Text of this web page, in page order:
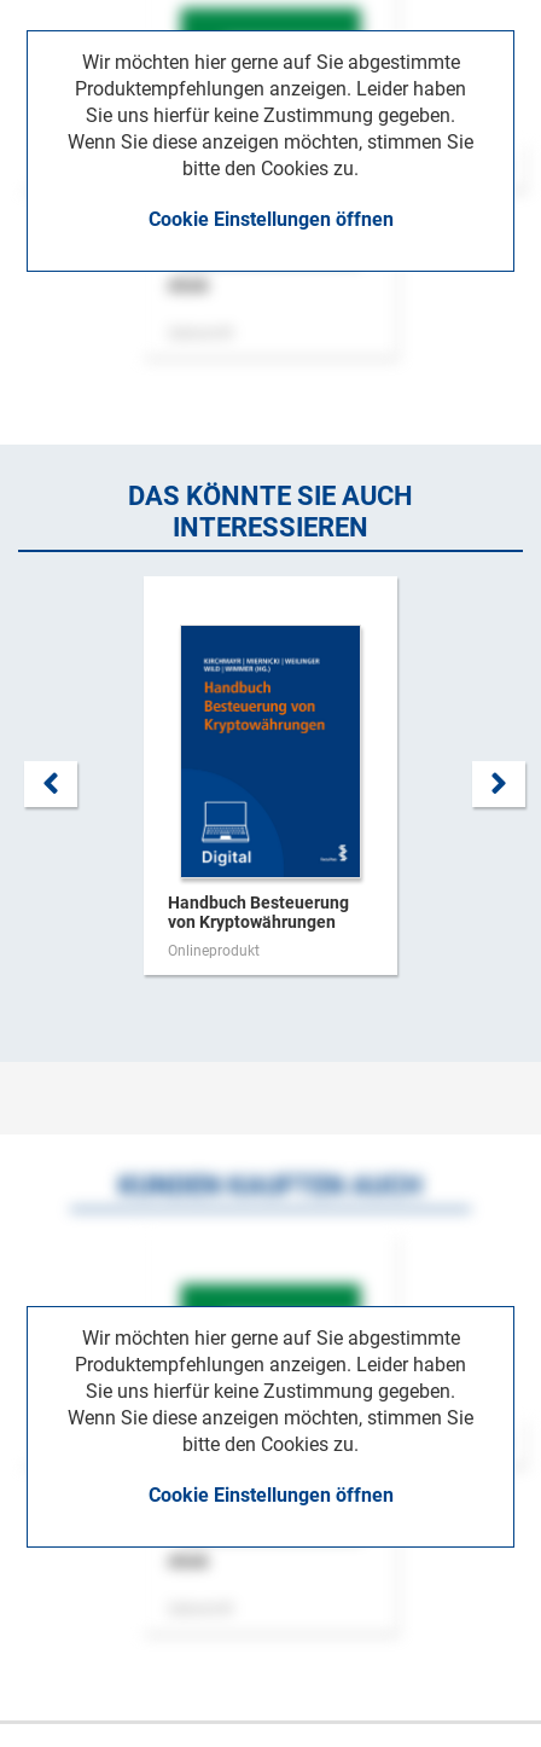
Wir möchten hier gerne auf Sie abgestimmte
Produktempfehlungen anzeigen. Leider haben
Sie uns hierfür keine Zustimmung gegeben.
Wenn Sie diese anzeigen möchten, stimmen Sie
bitte den Cookies zu.
Cookie Einstellungen öffnen
DAS KÖNNTE SIE AUCH
INTERESSIEREN
Handbuch Besteuerung
von Kryptowährungen
Onlineprodukt
Wir möchten hier gerne auf Sie abgestimmte
Produktempfehlungen anzeigen. Leider haben
Sie uns hierfür keine Zustimmung gegeben.
Wenn Sie diese anzeigen möchten, stimmen Sie
bitte den Cookies zu.
Cookie Einstellungen öffnen
KUNDEN KAUFTEN AUCH